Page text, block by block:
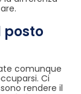
posto
comunque
Ci
rendere il